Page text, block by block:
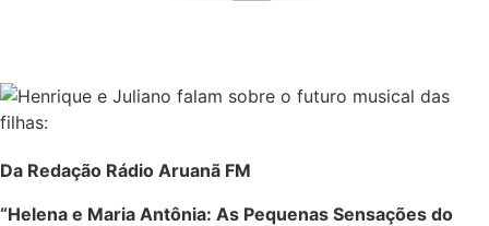
Da Redação Rádio Aruanã FM
“Helena e Maria Antônia: As Pequenas Sensações do